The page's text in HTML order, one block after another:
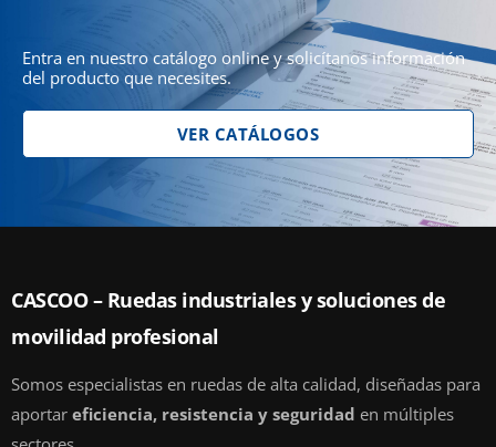
Entra en nuestro catálogo online y solicítanos información
del producto que necesites.
VER CATÁLOGOS
CASCOO – Ruedas industriales y soluciones de
movilidad profesional
Somos especialistas en ruedas de alta calidad, diseñadas para
aportar eficiencia, resistencia y seguridad en múltiples